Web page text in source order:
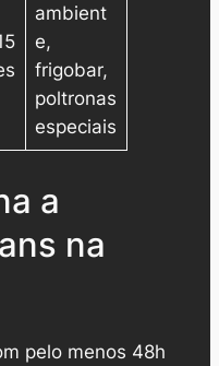
ambient
e,
frigobar,
poltronas
especiais
a
na
pelo menos 48h